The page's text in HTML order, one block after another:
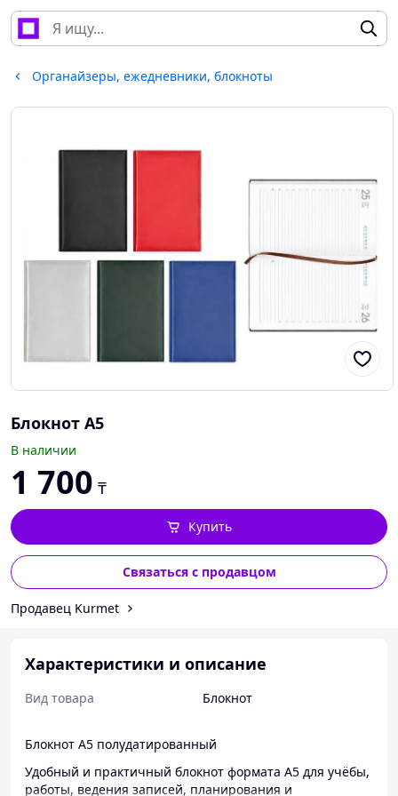
Органайзеры, ежедневники, блокноты
Блокнот А5
В наличии
1 700 ₸
Купить
Связаться с продавцом
Продавец Kurmet
Характеристики и описание
Вид товара Блокнот
Блокнот А5 полудатированный
Удобный и практичный блокнот формата А5 для учёбы,
работы, ведения записей, планирования и